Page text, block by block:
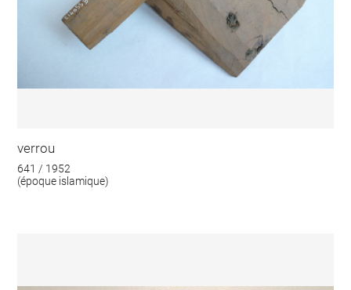
verrou
641 / 1952
(époque islamique)